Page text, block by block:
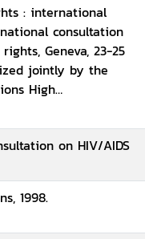
: international
consultation
Geneva, 23-25
jointly by the
High
Rights and the Joint
on HIV/AIDS
on HIV/AIDS
1998.